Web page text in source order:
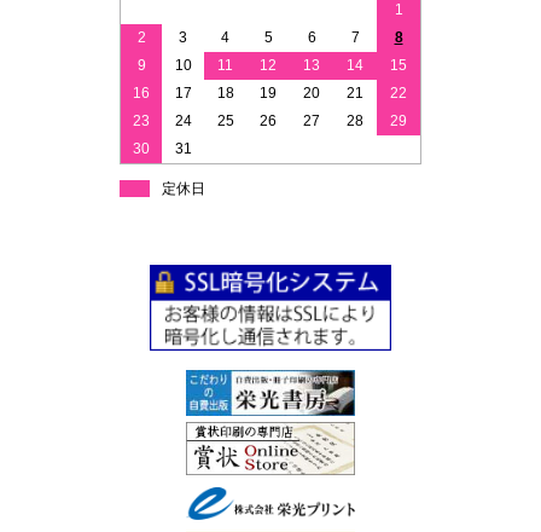
1
2
3 4 5 6 7
8
9
10 11 12 13 14
15
16
17 18 19 20 21
22
23
24 25 26 27 28
29
30
31
定休日